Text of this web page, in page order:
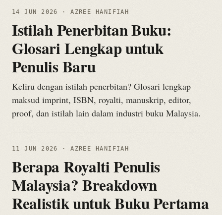
14 JUN 2026 · AZREE HANIFIAH
Istilah Penerbitan Buku:
Glosari Lengkap untuk
Penulis Baru
Keliru dengan istilah penerbitan? Glosari lengkap
maksud imprint, ISBN, royalti, manuskrip, editor,
proof, dan istilah lain dalam industri buku Malaysia.
11 JUN 2026 · AZREE HANIFIAH
Berapa Royalti Penulis
Malaysia? Breakdown
Realistik untuk Buku Pertama